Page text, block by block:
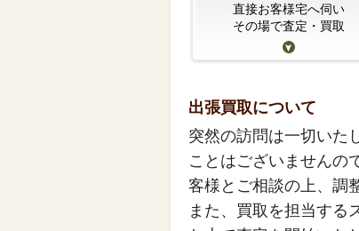
直接お客様宅へ伺い
その場で査定・買取
出張買取について
突然の訪問は一切いた
ことはございませんの
客様とご相談の上、調
また、買取を担当する